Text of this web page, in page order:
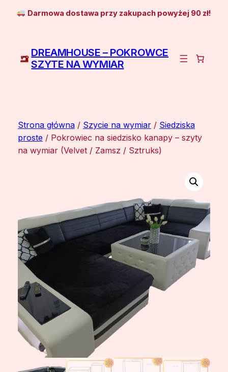
PrzejdźDarmowa dostawa przy zakupach powyżej 90 zł!
DREAMHOUSE – POKROWCE
SZYTE NA WYMIAR
Strona główna/ Szycie na wymiar/ Siedziska
proste/ Pokrowiec na siedzisko kanapy – szyty
na wymiar (Velvet / Zamsz / Sztruks)